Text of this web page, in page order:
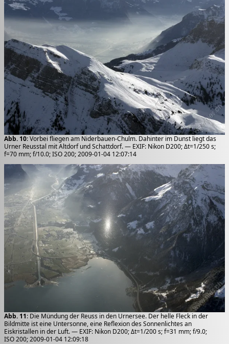
Abb. 10: Vorbei fliegen am Niderbauen-Chulm. Dahinter im Dunst liegt das
Urner Reusstal mit Altdorf und Schattdorf. — EXIF: Nikon D200; Δt=1/250 s;
f=70 mm; f/10.0; ISO 200; 2009-01-04 12:07:14
Abb. 11: Die Mündung der Reuss in den Urnersee. Der helle Fleck in der
Bildmitte ist eine Untersonne, eine Reflexion des Sonnenlichtes an
Eiskristallen in der Luft. — EXIF: Nikon D200; Δt=1/200 s; f=31 mm; f/9.0;
ISO 200; 2009-01-04 12:09:18